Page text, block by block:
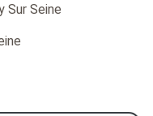
Sur Seine